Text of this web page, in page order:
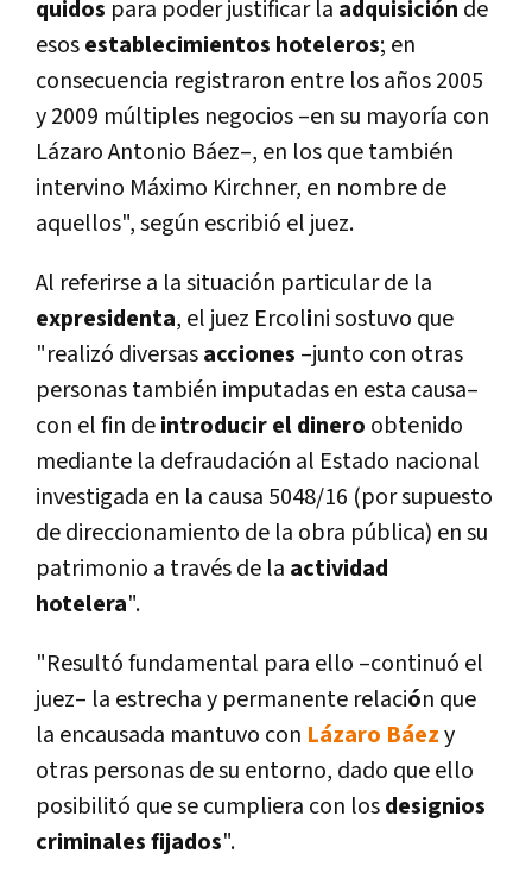
quidos para poder justificar la adquisición de
esosestablecimientos hoteleros; en
consecuencia registraron entre los años 2005
y 2009 múltiples negocios –en su mayorí­a con
Lázaro Antonio Báez–, en los que también
intervino Máximo Kirchner, en nombre de
aquellos", según escribió el juez.
Al referirse a la situación particular de la
expresidenta, el juez Ercolini sostuvo que
"realizó diversasacciones –junto con otras
personas también imputadas en esta causa–
con el fin deintroducir el dinero obtenido
mediante la defraudación al Estado nacional
investigada en la causa 5048/16 (por supuesto
de direccionamiento de la obra pública) en su
patrimonio a través de la actividad
hotelera".
"Resultó fundamental para ello –continuó el
juez– la estrecha y permanente relación que
la encausada mantuvo con Lázaro Báezy
otras personas de su entorno, dado que ello
posibilitó que se cumpliera con losdesignios
criminales fijados".